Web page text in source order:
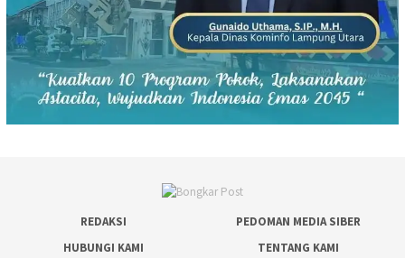
REDAKSI
PEDOMAN MEDIA SIBER
HUBUNGI KAMI
TENTANG KAMI